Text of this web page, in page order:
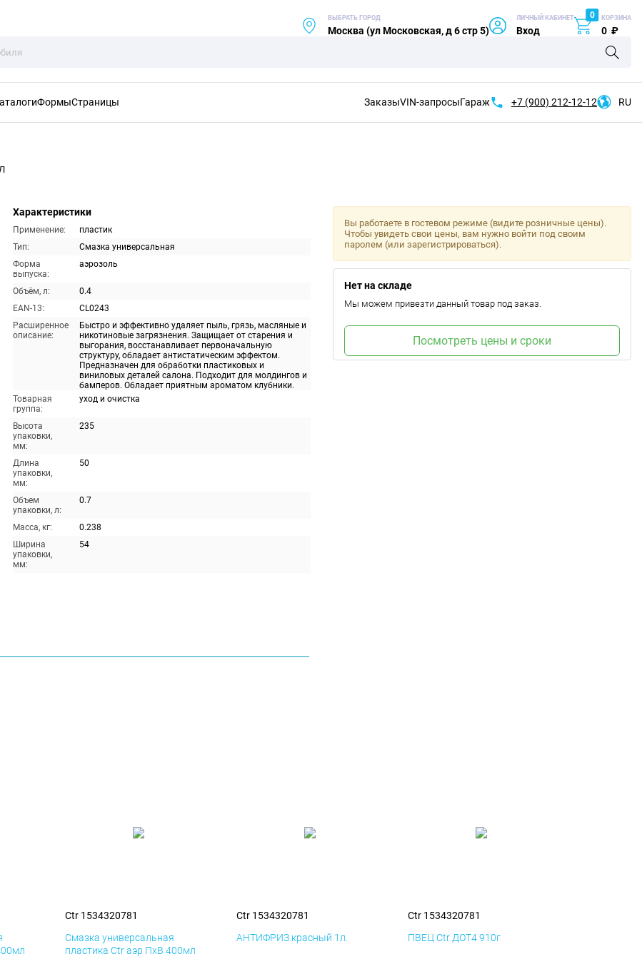
ВЫБРАТЬ ГОРОД
Москва (ул Московская, д 6 стр 5)
ЛИЧНЫЙ КАБИНЕТ
Вход
0 КОРЗИНА
0 ₽
ФормыСтраницы ЗаказыVIN-запросыГараж +7 (900) 212-12-12 RU
Характеристики
Применение:
пластик
Тип:
Смазка универсальная
Форма
выпуска:
аэрозоль
Объём, л:
0.4
EAN-13:
CL0243
Расширенное
описание:
Быстро и эффективно удаляет пыль, грязь, масляные и
никотиновые загрязнения. Защищает от старения и
выгорания, восстанавливает первоначальную
структуру, обладает антистатическим эффектом.
Предназначен для обработки пластиковых и
виниловых деталей салона. Подходит для молдингов и
бамперов. Обладает приятным ароматом клубники.
Товарная
группа:
уход и очистка
Высота
упаковки,
мм:
235
Длина
упаковки,
мм:
50
Объем
упаковки, л:
0.7
Масса, кг:
0.238
Ширина
упаковки,
мм:
54
Вы работаете в гостевом режиме (видите розничные цены).
Чтобы увидеть свои цены, вам нужно войти под своим
паролем (или зарегистрироваться).
Нет на складе
Мы можем привезти данный товар под заказ.
Посмотреть цены и сроки
Ctr 1534320781
Смазка универсальная
пластика Ctr аэр ПхВ 400мл
Ctr 1534320781
АНТИФРИЗ красный 1л.
Ctr 1534320781
ПВЕЦ Ctr ДОТ4 910г